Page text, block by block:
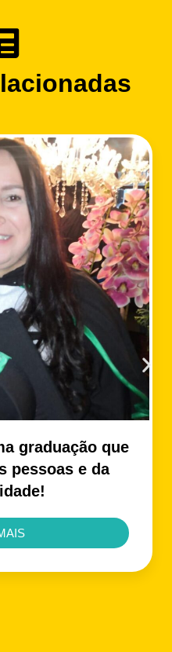
graduação que
pessoas e da